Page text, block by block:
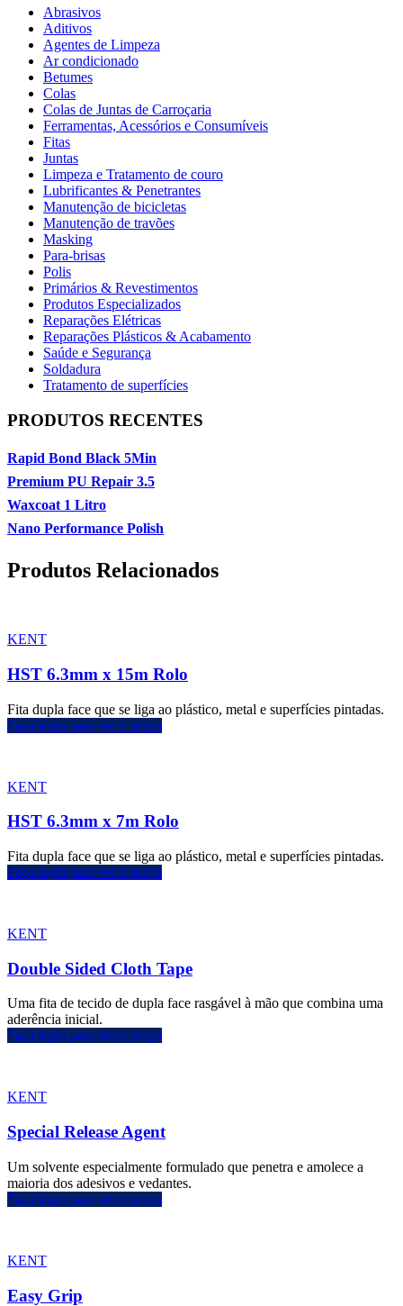
Abrasivos
Aditivos
Agentes de Limpeza
Ar condicionado
Betumes
Colas
Colas de Juntas de Carroçaria
Ferramentas, Acessórios e Consumíveis
Fitas
Juntas
Limpeza e Tratamento de couro
Lubrificantes & Penetrantes
Manutenção de bicicletas
Manutenção de travões
Masking
Para-brisas
Polis
Primários & Revestimentos
Produtos Especializados
Reparações Elétricas
Reparações Plásticos & Acabamento
Saúde e Segurança
Soldadura
Tratamento de superfícies
PRODUTOS RECENTES
Rapid Bond Black 5Min
Premium PU Repair 3.5
Waxcoat 1 Litro
Nano Performance Polish
Produtos Relacionados
KENT
HST 6.3mm x 15m Rolo
Fita dupla face que se liga ao plástico, metal e superfícies pintadas.
Faça login para ver o preço
KENT
HST 6.3mm x 7m Rolo
Fita dupla face que se liga ao plástico, metal e superfícies pintadas.
Faça login para ver o preço
KENT
Double Sided Cloth Tape
Uma fita de tecido de dupla face rasgável à mão que combina uma
aderência inicial.
Faça login para ver o preço
KENT
Special Release Agent
Um solvente especialmente formulado que penetra e amolece a
maioria dos adesivos e vedantes.
Faça login para ver o preço
KENT
Easy Grip